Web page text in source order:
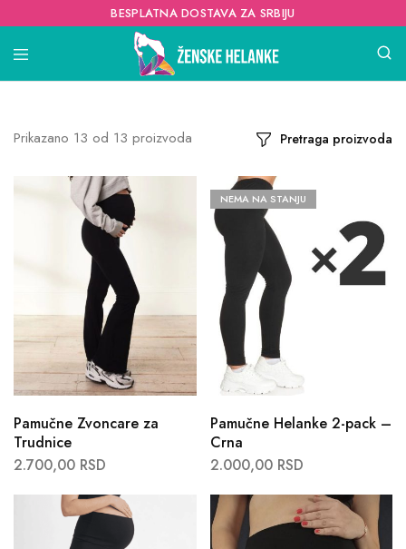
BESPLATNA DOSTAVA ZA SRBIJU
Prikazano 13 od 13 proizvoda Pretraga proizvoda
Pamučne Zvoncare za
Trudnice
2.700,00 RSD
NEMA NA STANJU
Pamučne Helanke 2-pack –
Crna
2.000,00 RSD